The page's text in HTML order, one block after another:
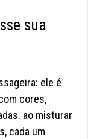
sua
ele é
cores,
ao misturar
cada um